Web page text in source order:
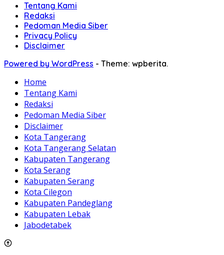
Tentang Kami
Redaksi
Pedoman Media Siber
Privacy Policy
Disclaimer
Powered by WordPress - Theme: wpberita.
Home
Tentang Kami
Redaksi
Pedoman Media Siber
Disclaimer
Kota Tangerang
Kota Tangerang Selatan
Kabupaten Tangerang
Kota Serang
Kabupaten Serang
Kota Cilegon
Kabupaten Pandeglang
Kabupaten Lebak
Jabodetabek